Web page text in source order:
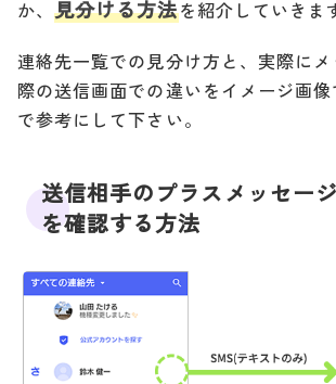
か、見分ける方法を紹介していきま
連絡先一覧での見分け方と、実際にメ
際の送信画面での違いをイメージ画
で参考にして下さい。
送信相手のプラスメッセー
を確認する方法